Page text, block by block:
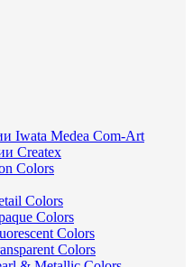
Iwata Medea Com-Art
Createx
Colors
Colors
Colors
Colors
Colors